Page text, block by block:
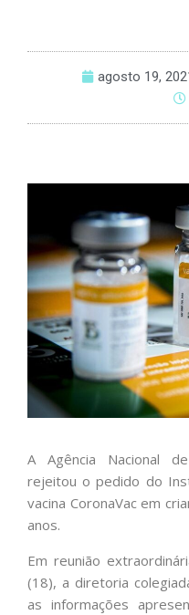
agosto 19,
A Agência Nacional
rejeitou o pedido do
vacina CoronaVac em
anos.
Em reunião
(18), a diretoria
as informações